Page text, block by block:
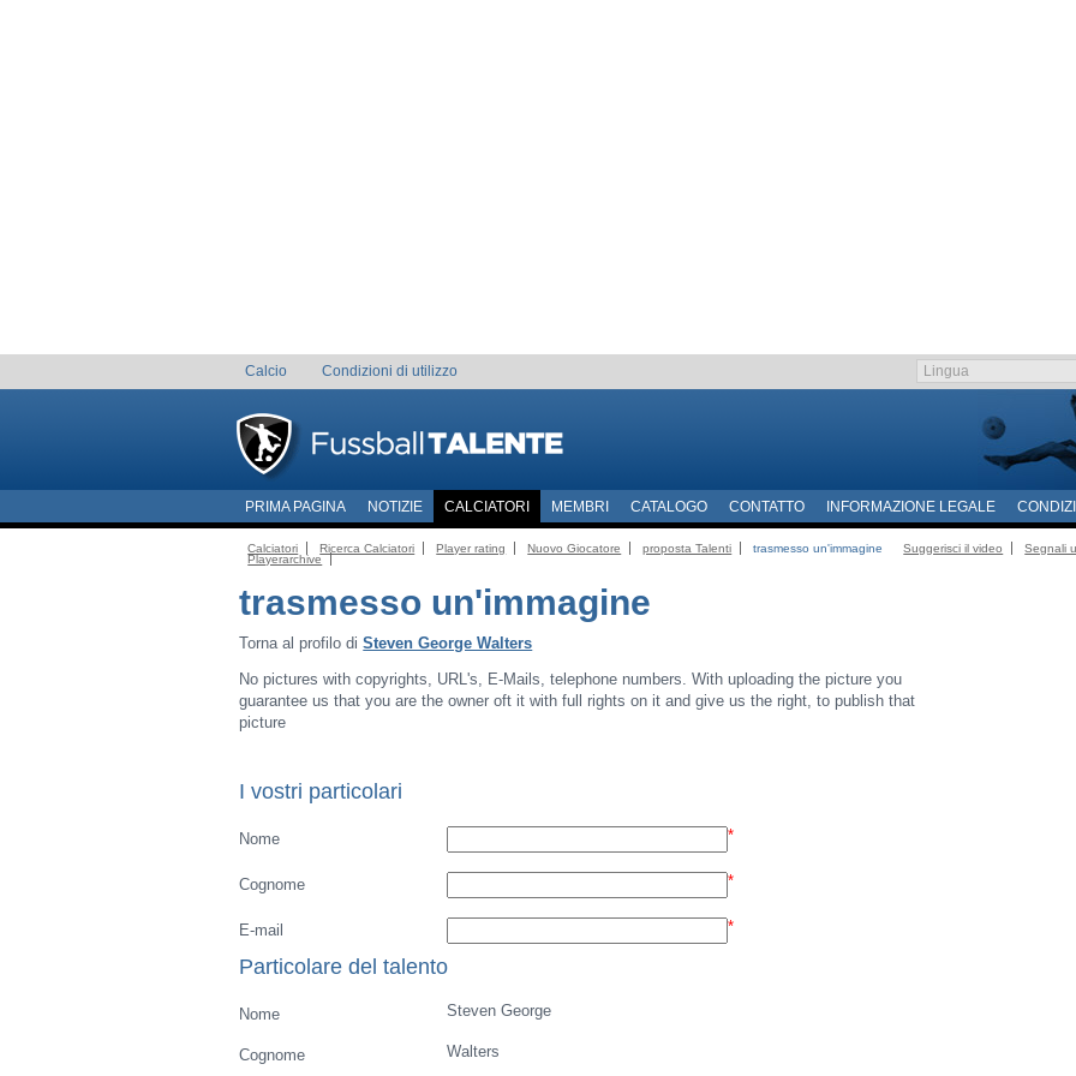
Calcio Condizioni di utilizzo
PRIMA PAGINA NOTIZIE CALCIATORI MEMBRI CATALOGO CONTATTO INFORMAZIONE LEGALE
Calciatori Ricerca Calciatori Player rating Nuovo Giocatore proposta Talenti trasmesso un'immagine Suggerisci il video
Segnali
Playerarchive
trasmesso un'immagine
Torna al profilo diSteven George Walters
No pictures with copyrights, URL's, E-Mails, telephone numbers. With uploading the picture you
guarantee us that you are the owner oft it with full rights on it and give us the right, to publish that
picture
I vostri particolari
Nome *
Cognome *
E-mail *
Particolare del talento
Nome Steven George
Cognome Walters